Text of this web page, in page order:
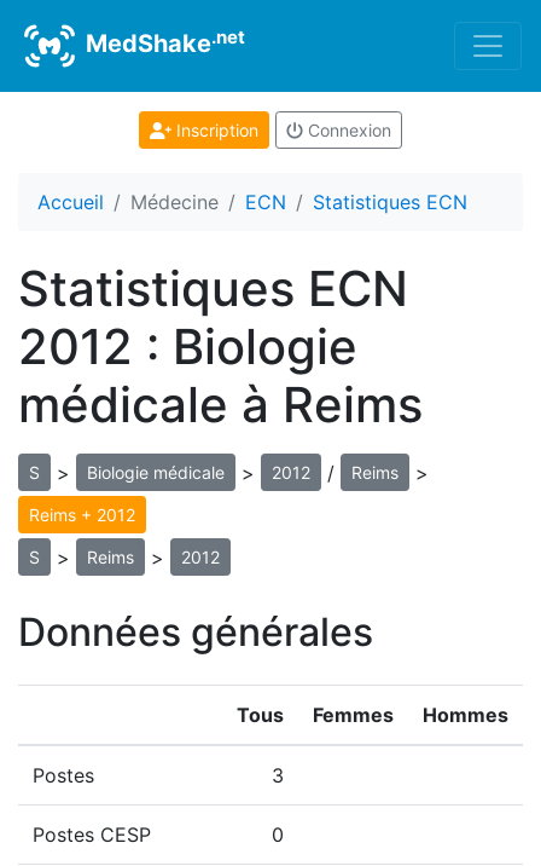
MedShake.net
Inscription Connexion
Accueil Médecine ECN Statistiques ECN
Statistiques ECN
2012 : Biologie
médicale à Reims
S > Biologie médicale > 2012 / Reims >
Reims + 2012
S > Reims > 2012
Données générales
Tous Femmes Hommes
Postes 3
Postes CESP 0